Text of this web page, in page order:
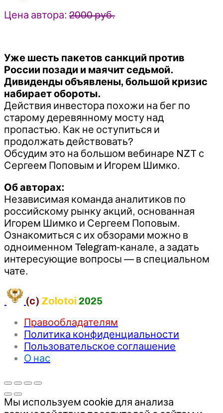
С.
Цена автора: 2000 руб.
Уже шесть пакетов санкций против
России позади и маячит седьмой.
Дивиденды объявлены, большой кризис
набирает обороты.
Действия инвестора похожи на бег по
старому деревянному мосту над
пропастью. Как не оступиться и
продолжать действовать?
Обсудим это на большом вебинаре NZT с
Сергеем Поповым и Игорем Шимко.
Об авторах:
Независимая команда аналитиков по
российскому рынку акций, основанная
Игорем Шимко и Сергеем Поповым.
Ознакомиться с их обзорами можно в
одноименном Telegram-канале, а задать
интересующие вопросы — в специальном
чате.
(c) Zolotoi 2025
Правообладателям
Политика конфиденциальности
Пользовательское соглашение
О нас
Мы используем cookie для анализа